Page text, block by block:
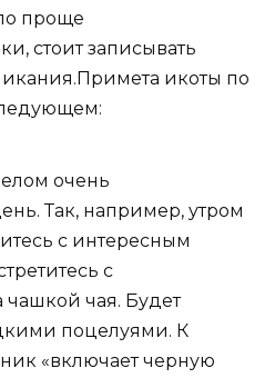
проще
стоит записывать
икоты по
очень
Так, например, утром
с интересным
с
чая. Будет
поцелуями. К
«включает черную